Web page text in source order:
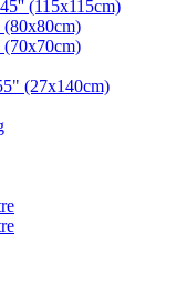
(115x115cm)
(80x80cm)
(70x70cm)
(27x140cm)